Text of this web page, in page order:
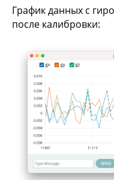
График данных с
после калибровки: